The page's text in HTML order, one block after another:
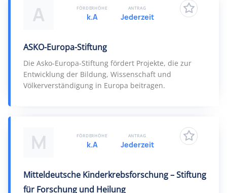
A
ASKO-Europa-Stiftung
Die Asko-Europa-Stiftung fördert Projekte, die zur
Entwicklung der Bildung, Wissenschaft und
Völkerverständigung in Europa beitragen.
FÖRDERHÖHE
k.A
ANTRAG
Jederzeit
M
Mitteldeutsche Kinderkrebsforschung – Stiftung
für Forschung und Heilung
FÖRDERHÖHE
k.A
ANTRAG
Jederzeit